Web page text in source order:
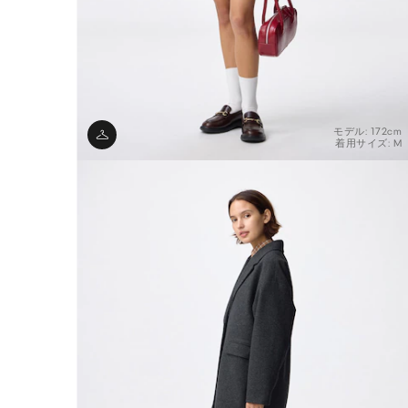
モデル: 172cm
着用サイズ: M